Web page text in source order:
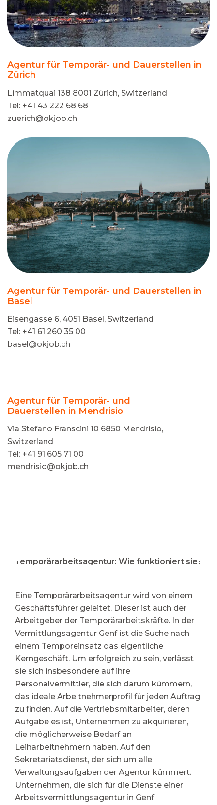
Agentur für Temporär- und Dauerstellen in
Zürich
Limmatquai 138 8001 Zürich, Switzerland
Tel: +41 43 222 68 68
zuerich@okjob.ch
Agentur für Temporär- und Dauerstellen in
Basel
Eisengasse 6, 4051 Basel, Switzerland
Tel: +41 61 260 35 00
basel@okjob.ch
Agentur für Temporär- und
Dauerstellen in Mendrisio
Via Stefano Franscini 10 6850 Mendrisio,
Switzerland
Tel: +41 91 605 71 00
mendrisio@okjob.ch
⭐ Temporärarbeitsagentur: Wie funktioniert sie?
Eine Temporärarbeitsagentur wird von einem
Geschäftsführer geleitet. Dieser ist auch der
Arbeitgeber der Temporärarbeitskräfte. In der
Vermittlungsagentur Genf ist die Suche nach
einem Temporeinsatz das eigentliche
Kerngeschäft. Um erfolgreich zu sein, verlässt
sie sich insbesondere auf ihre
Personalvermittler, die sich darum kümmern,
das ideale Arbeitnehmerprofil für jeden Auftrag
zu finden. Auf die Vertriebsmitarbeiter, deren
Aufgabe es ist, Unternehmen zu akquirieren,
die möglicherweise Bedarf an
Leiharbeitnehmern haben. Auf den
Sekretariatsdienst, der sich um alle
Verwaltungsaufgaben der Agentur kümmert.
Unternehmen, die sich für die Dienste einer
Arbeitsvermittlungsagentur in Genf